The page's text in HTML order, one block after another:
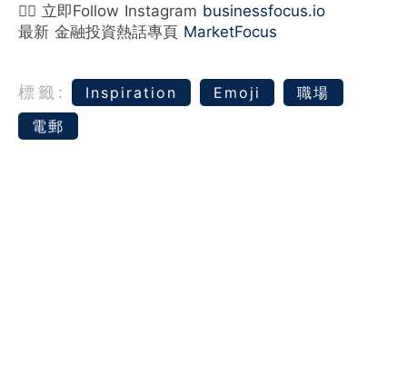
👉🏻 立即Follow Instagram businessfocus.io
最新 金融投資熱話專頁 MarketFocus
標籤: Inspiration Emoji
職場
電郵